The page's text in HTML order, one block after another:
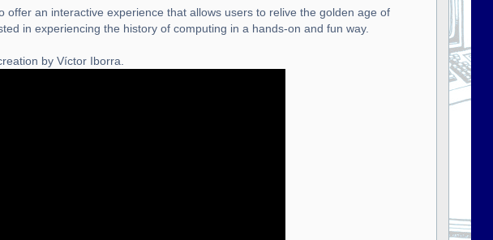
an interactive experience that allows users to relive the golden age of
in experiencing the history of computing in a hands-on and fun way.
by Víctor Iborra.